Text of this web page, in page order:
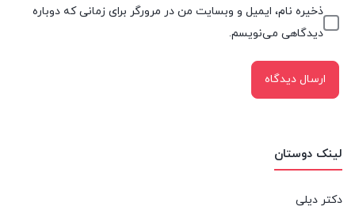
لینک دوستان
دکتر دیلی
ذخیره نام، ایمیل و وبسایت من در مرورگر برای زمانی که دوباره
دیدگاهی می‌نویسم.